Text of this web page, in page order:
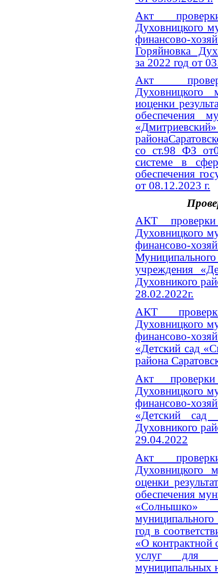
Акт
Духовницкого
финансово-
Горяйновка
за 2022 год от
Акт
Духовницкого
иоценки
обеспечения
со ст.98 ФЗ
системе в
обеспечения
от 08.12.2023 г.
АКТ проверки
Духовницкого
финансово-
учреждения
Духовникого
28.02.2022г.
АКТ
Духовницкого
финансово-
«Детский сад
района
Акт
Духовницкого
финансово-
«Детский
Духовникого
29.04.2022
Акт
Духовницкого
оценки
обеспечения
год в
«О контрактной
услуг для
муниципальных